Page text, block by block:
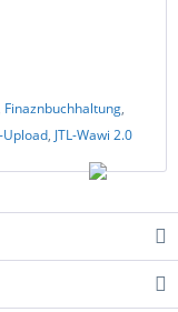
Finaznbuchhaltung,
, JTL-Wawi 2.0